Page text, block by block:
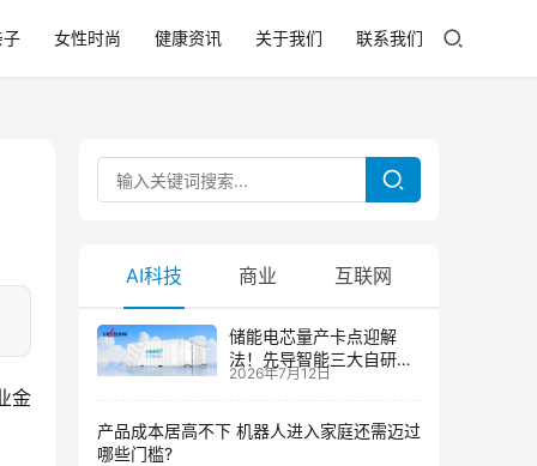
子 女性时尚 健康资讯 关于我们 联系我们
金
AI科技 商业 互联网
储能电芯量产卡点迎解
法！先导智能三大自研技
术攻克大尺寸制芯难题
2026年7月12日
产品成本居高不下 机器人进入家庭还需迈过
哪些门槛?